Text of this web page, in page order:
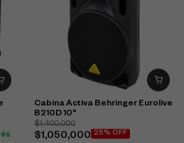
Cabina Activa Behringer Eurolive
B210D 10"
$1,400,000
$1,050,000 25% OFF